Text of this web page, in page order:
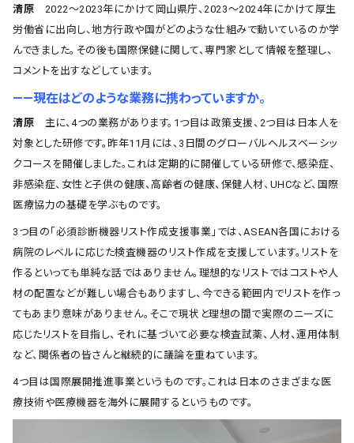
清原 2022～2023年にかけて岡山県庁、2023～2024年にかけて厚生
労働省に出向し、地方行政や国がどのような仕組みで動いているのか学
んできました。その後も国際保健に関して、専門家として情報を整理し、
コメントを出すなどしています。
――現在はどのような業務に携わっていますか。
清原 主に、4つの業務があります。1つ目は政策支援、2つ目は日本人を
対象とした研修です。昨年11月には、3日間のグローバルヘルスベーシッ
クコースを開催しました。これは定期的に開催している研修で、感染症、
非感染症、女性と子供の健康、高齢者の健康、保健人材、UHCなど、国際
医療協力の基礎を学ぶものです。
3つ目の「必須診断機器リスト作成支援事業」では、ASEAN各国における
病院のレベルに応じた検査機器のリスト作成を支援しています。リストを
作るといっても単純な話ではありません。理想的なリストではコストや人
材の配置などが難しい場合もありますし、今できる範囲内でリストを作っ
てもあまり意味がありません。そこで現状と理想の間で実際のニーズに
応じたリストを目指し、それに基づいて必要な検査試薬、人材、運用体制
など、関係者の皆さんと継続的に議論を重ねています。
4つ目は国際展開推進事業というものです。これは日本のさまざまな医
療技術や医療機器を海外に展開するというものです。